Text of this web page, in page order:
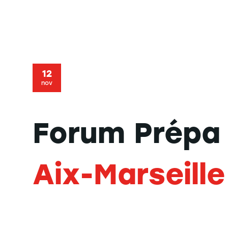
12
nov
Forum Prépa
Aix-Marseille